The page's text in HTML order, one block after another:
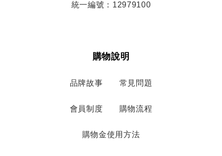
統一編號：12979100
購物說明
品牌故事 常見問題
會員制度 購物流程
購物金使用方法